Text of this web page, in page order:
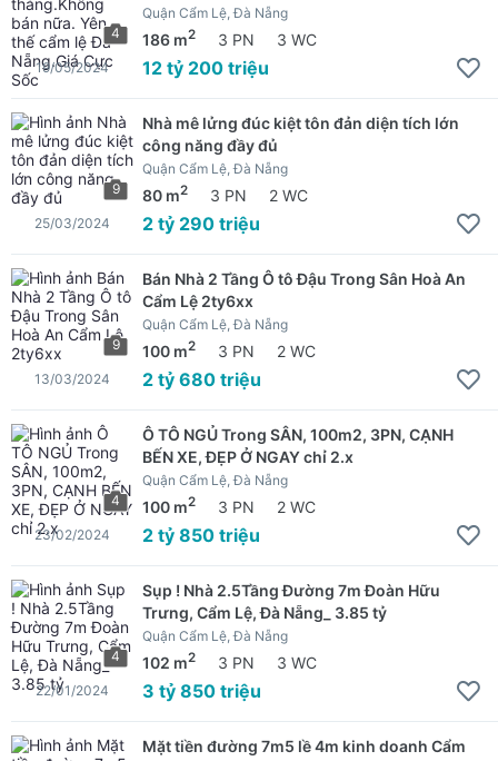
4
Quận Cẩm Lệ, Đà Nẵng
186 m2 3 PN 3 WC
12 tỷ 200 triệu
19/05/2024
9
Nhà mê lửng đúc kiệt tôn đản diện tích lớn
công năng đầy đủ
Quận Cẩm Lệ, Đà Nẵng
80 m2 3 PN 2 WC
2 tỷ 290 triệu
25/03/2024
9
Bán Nhà 2 Tầng Ô tô Đậu Trong Sân Hoà An
Cẩm Lệ 2ty6xx
Quận Cẩm Lệ, Đà Nẵng
100 m2 3 PN 2 WC
2 tỷ 680 triệu
13/03/2024
4
Ô TÔ NGỦ Trong SÂN, 100m2, 3PN, CẠNH
BẾN XE, ĐẸP Ở NGAY chỉ 2.x
Quận Cẩm Lệ, Đà Nẵng
100 m2 3 PN 2 WC
2 tỷ 850 triệu
23/02/2024
4
Sụp ! Nhà 2.5Tầng Đường 7m Đoàn Hữu
Trưng, Cẩm Lệ, Đà Nẵng_ 3.85 tỷ
Quận Cẩm Lệ, Đà Nẵng
102 m2 3 PN 3 WC
3 tỷ 850 triệu
22/01/2024
Mặt tiền đường 7m5 lề 4m kinh doanh Cẩm